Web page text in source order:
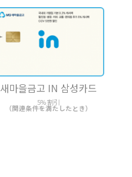
새마을금고 IN 삼성카드
5% 割引
（関連条件を満たしたとき）